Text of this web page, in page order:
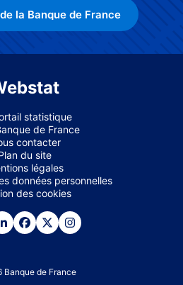
la Banque de France
statistique
de France
contacter
du site
légales
données personnelles
des cookies
Banque de France